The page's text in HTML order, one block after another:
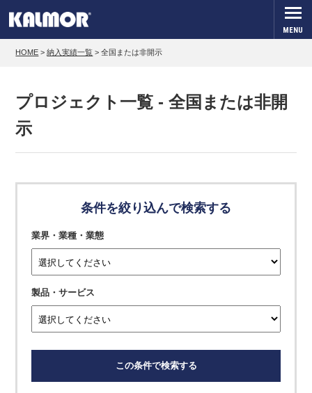
MENU
HOME >納入実績一覧 >全国または非開示
プロジェクト一覧 - 全国または非開
示
条件を絞り込んで検索する
業界・業種・業態
製品・サービス
この条件で検索する